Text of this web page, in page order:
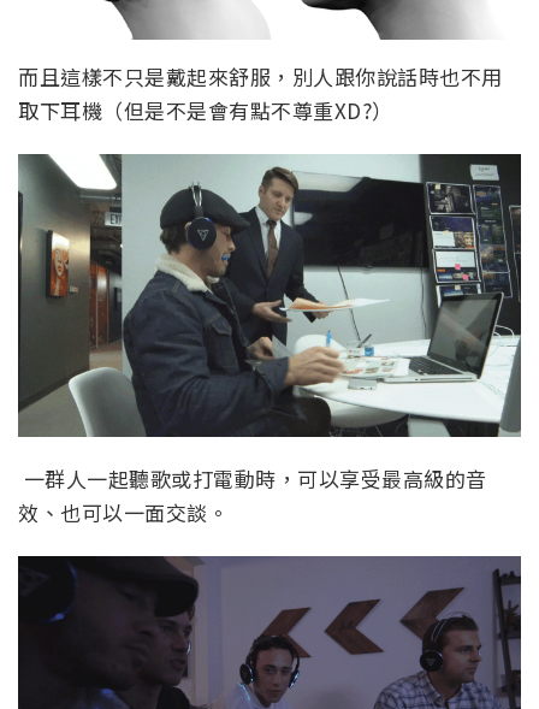
而且這樣不只是戴起來舒服，別人跟你說話時也不用
取下耳機（但是不是會有點不尊重XD?）
一群人一起聽歌或打電動時，可以享受最高級的音
效、也可以一面交談。